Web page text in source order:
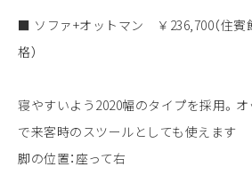
■ ソファ+オットマン ￥236,700（住賓
格）
寝やすいよう2020幅のタイプを採用。
で来客時のスツールとしても使えます
脚の位置：座って右